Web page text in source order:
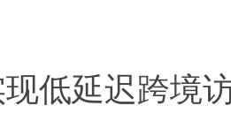
低延迟跨境